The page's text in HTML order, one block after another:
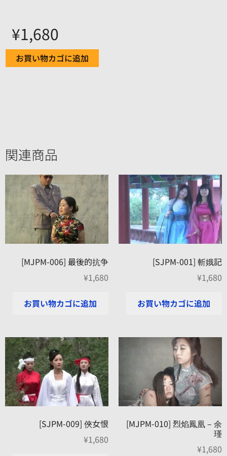
¥1,680
お買い物カゴに追加
関連商品
[MJPM-006] 最後的抗争
¥1,680
お買い物カゴに追加
[SJPM-001] 斬娥記
¥1,680
お買い物カゴに追加
[SJPM-009] 俠女恨
¥1,680
[MJPM-010] 烈焰鳳凰 – 余
瑾
¥1,680